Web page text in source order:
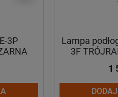
3P
Lampa
3F
1